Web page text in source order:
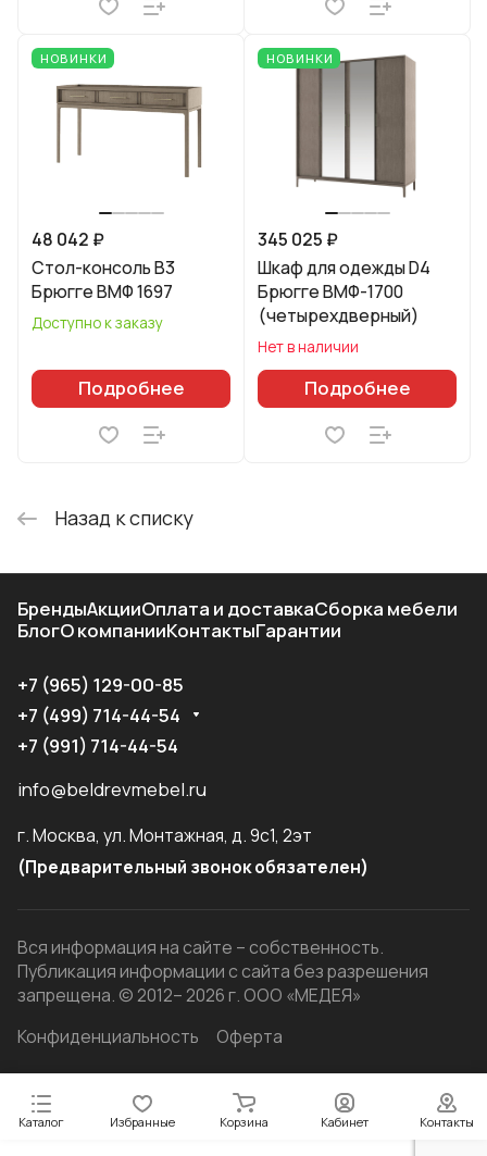
НОВИНКИ
48 042 ₽
Стол-консоль B3
Брюгге ВМФ 1697
Доступно к заказу
Подробнее
НОВИНКИ
345 025 ₽
Шкаф для одежды D4
Брюгге ВМФ-1700
(четырехдверный)
Нет в наличии
Подробнее
Назад к списку
Каталог Избранные Корзина Кабинет Контакты
БрендыАкцииОплата и доставкаСборка мебели
БлогО компанииКонтактыГарантии
+7 (965) 129-00-85
+7 (499) 714-44-54
+7 (991) 714-44-54
info@beldrevmebel.ru
г. Москва, ул. Монтажная, д. 9с1, 2эт
(Предварительный звонок обязателен)
Вся информация на сайте – собственность.
Публикация информации с сайта без разрешения
запрещена. © 2012– 2026 г. ООО «МЕДЕЯ»
Конфиденциальность
Оферта